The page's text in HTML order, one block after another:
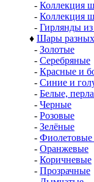
- Коллекция
- Коллекция
- Гирлянды
♦ Шары разных
- Золотые
- Серебряные
- Красные и
- Синие и
- Белые,
- Черные
- Розовые
- Зелёные
- Фиолетовые
- Оранжевые
- Коричневые
- Прозрачные